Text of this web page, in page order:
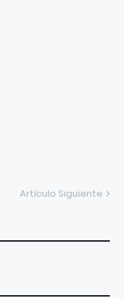
Artículo Siguiente